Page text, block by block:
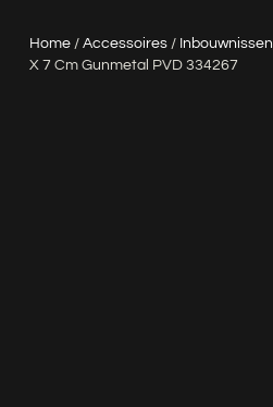
Home/ Accessoires/ Inbouwnissen
X 7 Cm Gunmetal PVD 334267